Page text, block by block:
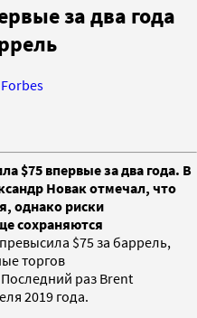
за два года
$75 впервые за два года. В
Новак отмечал, что
однако риски
сохраняются
$75 за баррель,
торгов
раз Brent
2019 года.